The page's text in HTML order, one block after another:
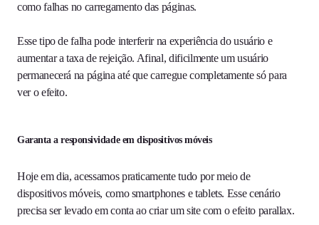
como falhas no carregamento das páginas.
Esse tipo de falha pode interferir na experiência do usuário e
aumentar a taxa de rejeição. Afinal, dificilmente um usuário
permanecerá na página até que carregue completamente só para
ver o efeito.
Garanta a responsividade em dispositivos móveis
Hoje em dia, acessamos praticamente tudo por meio de
dispositivos móveis, como smartphones e tablets. Esse cenário
precisa ser levado em conta ao criar um site com o efeito parallax.